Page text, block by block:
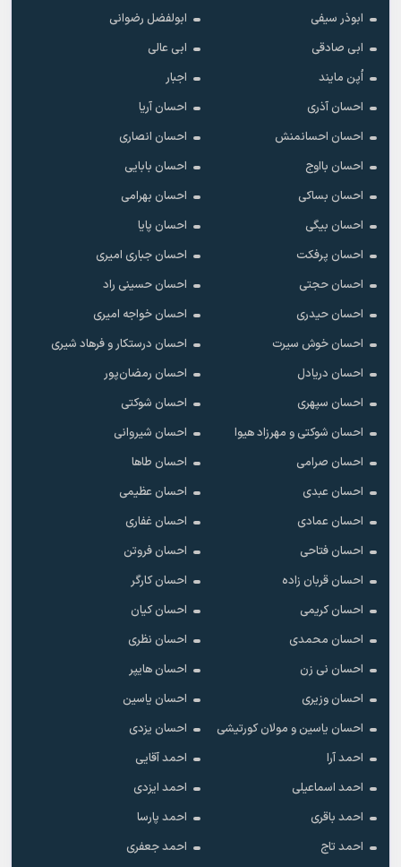
ابوذر سیفی
ابولفضل رضوانی
ابی صادقی
ابی عالی
اُپن مایند
اجبار
احسان آذری
احسان آریا
احسان احسانمنش
احسان انصاری
احسان بااوج
احسان بابایی
احسان بساکی
احسان بهرامی
احسان بیگی
احسان پایا
احسان پرفکت
احسان جباری امیری
احسان حجتی
احسان حسینی راد
احسان حیدری
احسان خواجه امیری
احسان خوش سیرت
احسان درستکار و فرهاد شیرى
احسان دریادل
احسان رمضان‌پور
احسان سپهری
احسان شوکتی
احسان شوکتی و مهرزاد هیوا
احسان شیروانی
احسان صرامی
احسان طاها
احسان عبدی
احسان عظیمی
احسان عمادی
احسان غفاری
احسان فتاحی
احسان فروتن
احسان قربان زاده
احسان کارگر
احسان کریمی
احسان کیان
احسان محمدی
احسان نظری
احسان نی زن
احسان هایپر
احسان وزیری
احسان یاسین
احسان یاسین و مولان کورتیشی
احسان یزدی
احمد آرا
احمد آقایی
احمد اسماعیلی
احمد ایزدی
احمد باقری
احمد پارسا
احمد تاج
احمد جعفری